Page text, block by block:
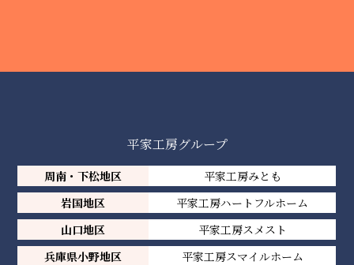
平家工房グループ
周南・下松地区
平家工房みとも
岩国地区
平家工房ハートフルホーム
山口地区
平家工房スメスト
兵庫県小野地区
平家工房スマイルホーム